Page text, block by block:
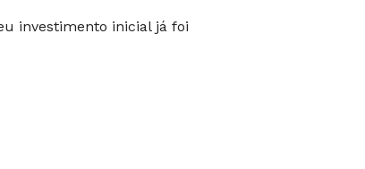
investimento inicial já foi